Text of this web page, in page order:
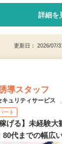
詳細を
更新日： 2026/
導スタッフ
ュリティサービス
ート
げる】未経験大
代までの幅広